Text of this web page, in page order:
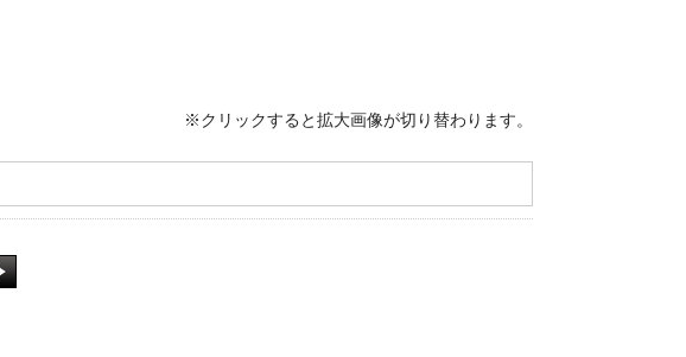
※クリックすると拡大画像が切り替わります。